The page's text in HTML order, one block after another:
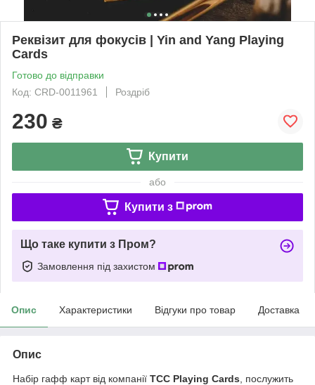
Реквізит для фокусів | Yin and Yang Playing
Cards
Готово до відправки
Код: CRD-0011961
Роздріб
230 ₴
Купити
або
Купити з
Що таке купити з Пром?
Замовлення під захистом
Опис Характеристики Відгуки про товар Доставка
Опис
Набір гафф карт від компанії TCC Playing Cards , послужить